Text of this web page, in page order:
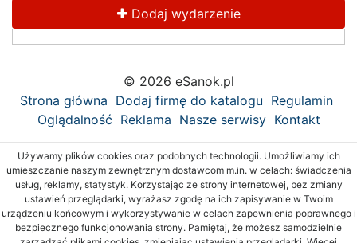
Dodaj wydarzenie
© 2026 eSanok.pl
Strona główna Dodaj firmę do katalogu Regulamin
Oglądalność Reklama Nasze serwisy Kontakt
Używamy plików cookies oraz podobnych technologii. Umożliwiamy ich
umieszczanie naszym zewnętrznym dostawcom m.in. w celach: świadczenia
usług, reklamy, statystyk. Korzystając ze strony internetowej, bez zmiany
ustawień przeglądarki, wyrażasz zgodę na ich zapisywanie w Twoim
urządzeniu końcowym i wykorzystywanie w celach zapewnienia poprawnego i
bezpiecznego funkcjonowania strony. Pamiętaj, że możesz samodzielnie